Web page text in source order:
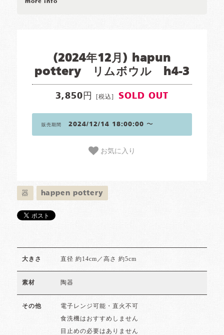
more info
(2024年12月) hapun
pottery リムボウル h4-3
3,850円 [税込] SOLD OUT
販売期間 2024/12/14 18:00:00 〜
お気に入り
器 happen pottery
大きさ 直径 約14cm／高さ 約5cm
素材 陶器
その他 電子レンジ可能・直火不可
食洗機はおすすめしません
目止めの必要はありません